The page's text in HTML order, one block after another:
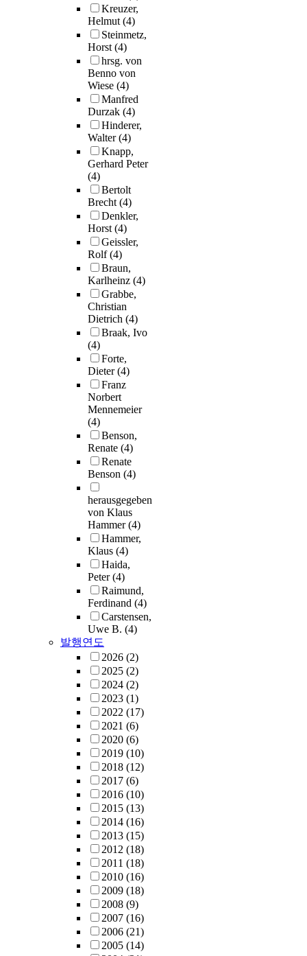
Kreuzer,
Helmut(4)
Steinmetz,
Horst(4)
hrsg. von
Benno von
Wiese (4)
Manfred
Durzak (4)
Hinderer,
Walter(4)
Knapp,
Gerhard Peter
(4)
Bertolt
Brecht(4)
Denkler,
Horst(4)
Geissler,
Rolf(4)
Braun,
Karlheinz (4)
Grabbe,
Christian
Dietrich (4)
Braak, Ivo
(4)
Forte,
Dieter(4)
Franz
Norbert
Mennemeier
(4)
Benson,
Renate (4)
Renate
Benson (4)
herausgegeben
von Klaus
Hammer(4)
Hammer,
Klaus (4)
Haida,
Peter(4)
Raimund,
Ferdinand (4)
Carstensen,
Uwe B. (4)
발행연도
2026 (2)
2025 (2)
2024 (2)
2023 (1)
2022 (17)
2021 (6)
2020 (6)
2019 (10)
2018 (12)
2017 (6)
2016 (10)
2015 (13)
2014 (16)
2013 (15)
2012 (18)
2011 (18)
2010 (16)
2009 (18)
2008 (9)
2007 (16)
2006 (21)
2005 (14)